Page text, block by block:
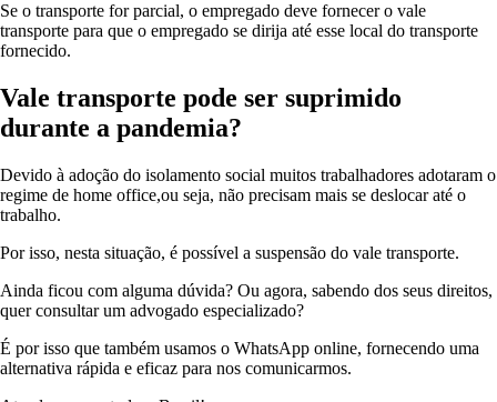
Se o transporte for parcial, o empregado deve fornecer o vale
transporte para que o empregado se dirija até esse local do transporte
fornecido.
Vale transporte pode ser suprimido
durante a pandemia?
Devido à adoção do isolamento social muitos trabalhadores adotaram o
regime de home office,ou seja, não precisam mais se deslocar até o
trabalho.
Por isso, nesta situação, é possível a suspensão do vale transporte.
Ainda ficou com alguma dúvida? Ou agora, sabendo dos seus direitos,
quer consultar um advogado especializado?
É por isso que também usamos o WhatsApp online, fornecendo uma
alternativa rápida e eficaz para nos comunicarmos.